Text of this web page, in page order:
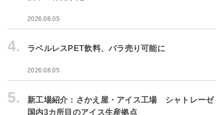
2026.08.05
4. ラベルレスPET飲料、バラ売り可能に
2026.08.05
5.
新工場紹介：さかえ屋・アイス工場 シャトレーゼ
国内3カ所目のアイス生産拠点